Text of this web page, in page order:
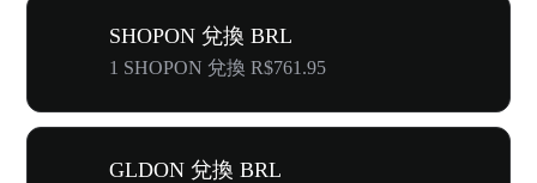
SHOPON 兌換 BRL
1 SHOPON 兌換 R$761.95
GLDON 兌換 BRL